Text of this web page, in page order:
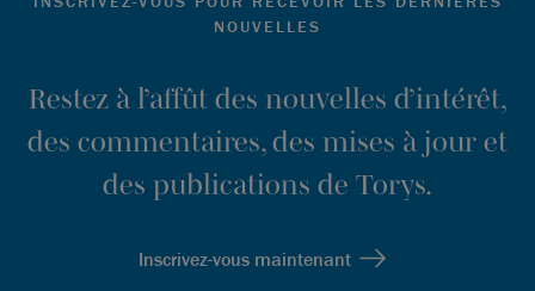
NOUVELLES
Restez à l’affût des nouvelles d’intérêt,
des commentaires, des mises à jour et
des publications de Torys.
Inscrivez-vous maintenant